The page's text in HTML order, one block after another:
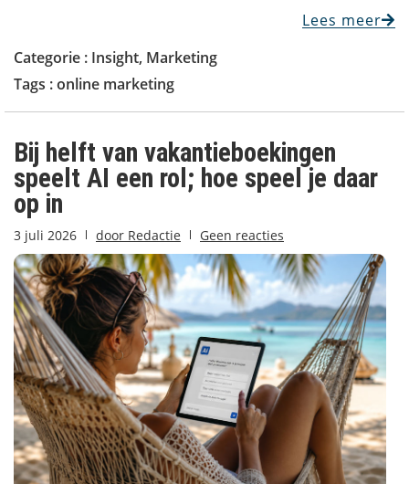
Lees meer
Categorie : Insight, Marketing
Tags :online marketing
Bij helft van vakantieboekingen
speelt AI een rol; hoe speel je daar
op in
3 juli 2026 door Redactie Geen reacties